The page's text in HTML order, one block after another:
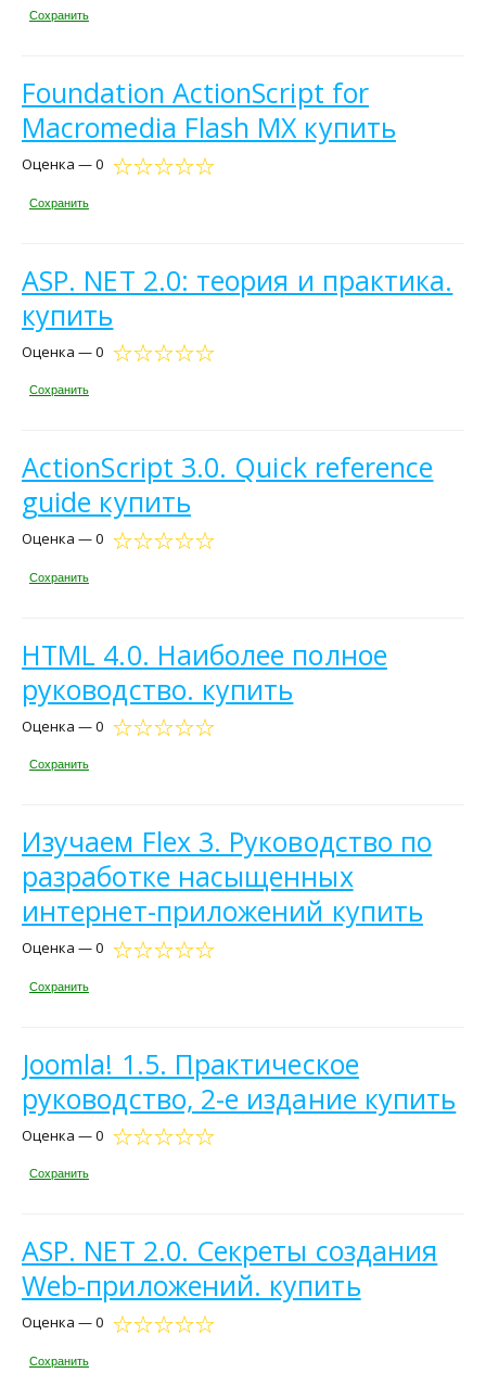
Сохранить
Foundation ActionScript for
Macromedia Flash MX купить
Оценка — 0
Сохранить
ASP. NET 2.0: теория и практика.
купить
Оценка — 0
Сохранить
ActionScript 3.0. Quick reference
guide купить
Оценка — 0
Сохранить
HTML 4.0. Наиболее полное
руководство. купить
Оценка — 0
Сохранить
Изучаем Flex 3. Руководство по
разработке насыщенных
интернет-приложений купить
Оценка — 0
Сохранить
Joomla! 1.5. Практическое
руководство, 2-е издание купить
Оценка — 0
Сохранить
ASP. NET 2.0. Секреты создания
Web-приложений. купить
Оценка — 0
Сохранить